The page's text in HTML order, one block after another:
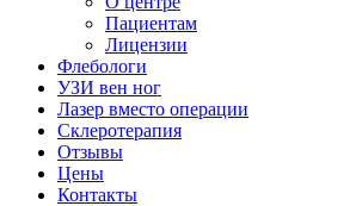
Пациентам
Лицензии
Флебологи
УЗИ вен ног
Лазер вместо операции
Склеротерапия
Отзывы
Цены
Контакты